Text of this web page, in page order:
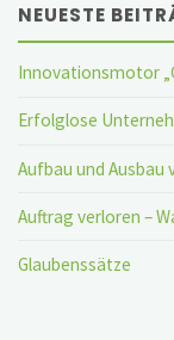
NEUESTE
Innovationsmotor
Erfolglose
Aufbau und Ausbau
Auftrag verloren –
Glaubenssätze